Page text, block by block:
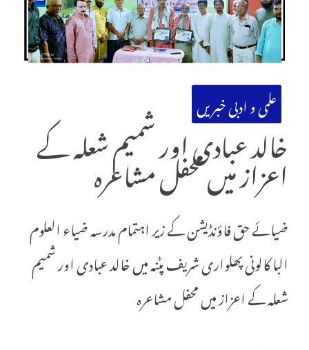
علمی و ادبی خبریں
خالد عبادی اور شمیم شعلہ کے
اعزاز میں محفل مشاعرہ
ضیائے حق فاؤنڈیشن کے زیر اہتمام مدرسہ ضیاء العلوم
البا کالونی پھلواری شریف پٹنہ میں خالد عبادی اور شمیم
شعلہ کے اعزاز میں محفل مشاعرہ